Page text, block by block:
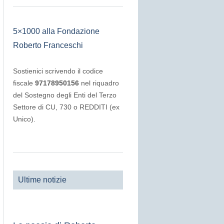
5×1000 alla Fondazione
Roberto Franceschi
Sostienici scrivendo il codice
fiscale97178950156 nel riquadro
del Sostegno degli Enti del Terzo
Settore di CU, 730 o REDDITI (ex
Unico).
Ultime notizie